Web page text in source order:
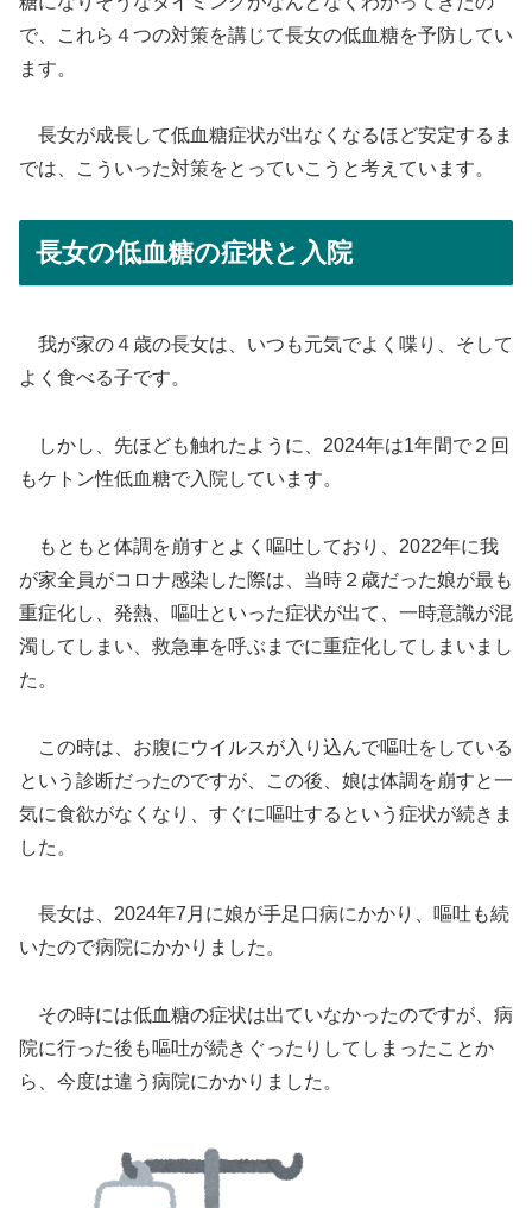
で、これら４つの対策を講じて長女の低血糖を予防してい
ます。
長女が成長して低血糖症状が出なくなるほど安定するま
では、こういった対策をとっていこうと考えています。
長女の低血糖の症状と入院
我が家の４歳の長女は、いつも元気でよく喋り、そして
よく食べる子です。
しかし、先ほども触れたように、2024年は1年間で２回
もケトン性低血糖で入院しています。
もともと体調を崩すとよく嘔吐しており、2022年に我
が家全員がコロナ感染した際は、当時２歳だった娘が最も
重症化し、発熱、嘔吐といった症状が出て、一時意識が混
濁してしまい、救急車を呼ぶまでに重症化してしまいまし
た。
この時は、お腹にウイルスが入り込んで嘔吐をしている
という診断だったのですが、この後、娘は体調を崩すと一
気に食欲がなくなり、すぐに嘔吐するという症状が続きま
した。
長女は、2024年7月に娘が手足口病にかかり、嘔吐も続
いたので病院にかかりました。
その時には低血糖の症状は出ていなかったのですが、病
院に行った後も嘔吐が続きぐったりしてしまったことか
ら、今度は違う病院にかかりました。